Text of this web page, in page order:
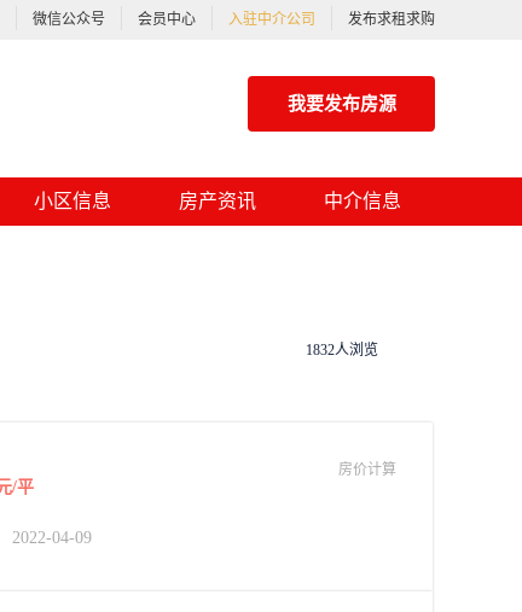
微信公众号 会员中心 入驻中介公司 发布求租求购
我要发布房源
小区信息 房产资讯 中介信息
1832人浏览
/平
房价计算
2022-04-09